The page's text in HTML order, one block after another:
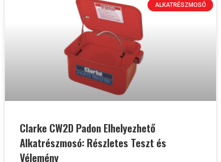
ALKATRÉSZMOSÓ
Clarke CW2D Padon Elhelyezhető
Alkatrészmosó: Részletes Teszt és
Vélemény